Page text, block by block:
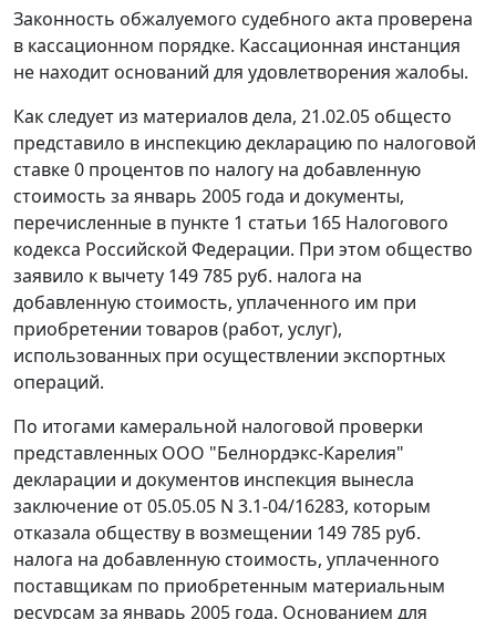
Законность обжалуемого судебного акта проверена
в кассационном порядке. Кассационная инстанция
не находит оснований для удовлетворения жалобы.
Как следует из материалов дела, 21.02.05 общесто
представило в инспекцию декларацию по налоговой
ставке 0 процентов по налогу на добавленную
стоимость за январь 2005 года и документы,
перечисленные в пункте 1 статьи 165 Налогового
кодекса Российской Федерации. При этом общество
заявило к вычету 149 785 руб. налога на
добавленную стоимость, уплаченного им при
приобретении товаров (работ, услуг),
использованных при осуществлении экспортных
операций.
По итогами камеральной налоговой проверки
представленных ООО "Белнордэкс-Карелия"
декларации и документов инспекция вынесла
заключение от 05.05.05 N 3.1-04/16283, которым
отказала обществу в возмещении 149 785 руб.
налога на добавленную стоимость, уплаченного
поставщикам по приобретенным материальным
ресурсам за январь 2005 года. Основанием для